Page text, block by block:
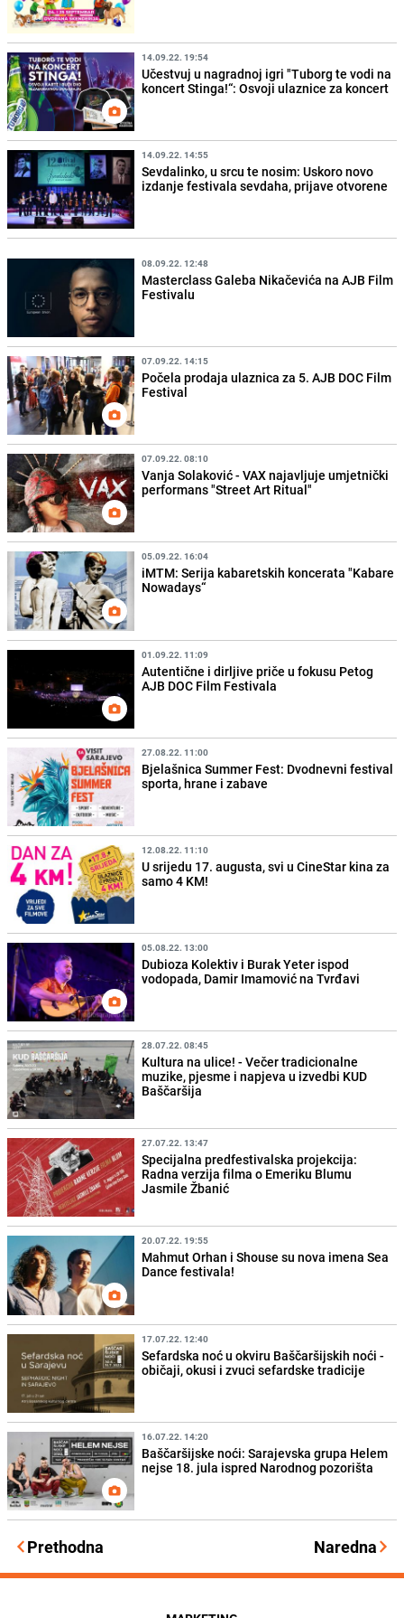
14.09.22. 19:54
Učestvuj u nagradnoj igri "Tuborg te vodi na
koncert Stinga!“: Osvoji ulaznice za koncert
14.09.22. 14:55
Sevdalinko, u srcu te nosim: Uskoro novo
izdanje festivala sevdaha, prijave otvorene
08.09.22. 12:48
Masterclass Galeba Nikačevića na AJB Film
Festivalu
07.09.22. 14:15
Počela prodaja ulaznica za 5. AJB DOC Film
Festival
07.09.22. 08:10
Vanja Solaković - VAX najavljuje umjetnički
performans "Street Art Ritual"
05.09.22. 16:04
iMTM: Serija kabaretskih koncerata "Kabare
Nowadays“
01.09.22. 11:09
Autentične i dirljive priče u fokusu Petog
AJB DOC Film Festivala
27.08.22. 11:00
Bjelašnica Summer Fest: Dvodnevni festival
sporta, hrane i zabave
12.08.22. 11:10
U srijedu 17. augusta, svi u CineStar kina za
samo 4 KM!
05.08.22. 13:00
Dubioza Kolektiv i Burak Yeter ispod
vodopada, Damir Imamović na Tvrđavi
28.07.22. 08:45
Kultura na ulice! - Večer tradicionalne
muzike, pjesme i napjeva u izvedbi KUD
Baščaršija
27.07.22. 13:47
Specijalna predfestivalska projekcija:
Radna verzija filma o Emeriku Blumu
Jasmile Žbanić
20.07.22. 19:55
Mahmut Orhan i Shouse su nova imena Sea
Dance festivala!
17.07.22. 12:40
Sefardska noć u okviru Baščaršijskih noći -
običaji, okusi i zvuci sefardske tradicije
16.07.22. 14:20
Baščaršijske noći: Sarajevska grupa Helem
nejse 18. jula ispred Narodnog pozorišta
Prethodna Naredna